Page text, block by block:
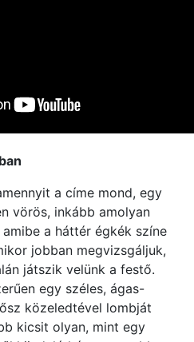
a címe mond, egy
vörös, inkább amolyan
a háttér égkék színe
jobban megvizsgáljuk,
játszik velünk a festő.
egy széles, ágas-
közeledtével lombját
kicsit olyan, mint egy